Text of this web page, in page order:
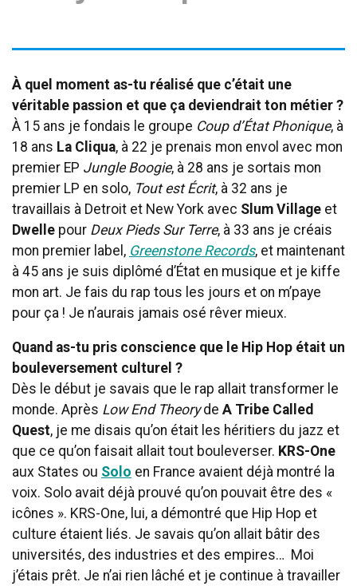
À quel moment as-tu réalisé que c’était une
véritable passion et que ça deviendrait ton métier ?
À 15 ans je fondais le groupe Coup d’État Phonique, à
18 ans La Cliqua, à 22 je prenais mon envol avec mon
premier EP Jungle Boogie, à 28 ans je sortais mon
premier LP en solo, Tout est Écrit, à 32 ans je
travaillais à Detroit et New York avec Slum Village et
Dwelle pour Deux Pieds Sur Terre, à 33 ans je créais
mon premier label, Greenstone Records, et maintenant
à 45 ans je suis diplômé d’État en musique et je kiffe
mon art. Je fais du rap tous les jours et on m’paye
pour ça ! Je n’aurais jamais osé rêver mieux.
Quand as-tu pris conscience que le Hip Hop était un
bouleversement culturel ?
Dès le début je savais que le rap allait transformer le
monde. Après Low End Theoryde A Tribe Called
Quest, je me disais qu’on était les héritiers du jazz et
que ce qu’on faisait allait tout bouleverser. KRS-One
aux States ou Solo en France avaient déjà montré la
voix. Solo avait déjà prouvé qu’on pouvait être des «
icônes ». KRS-One, lui, a démontré que Hip Hop et
culture étaient liés. Je savais qu’on allait bâtir des
universités, des industries et des empires… Moi
j’étais prêt. Je n’ai rien lâché et je continue à travailler